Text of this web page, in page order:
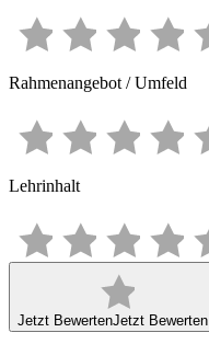
Rahmenangebot / Umfeld
Lehrinhalt
Jetzt BewertenJetzt Bewerten